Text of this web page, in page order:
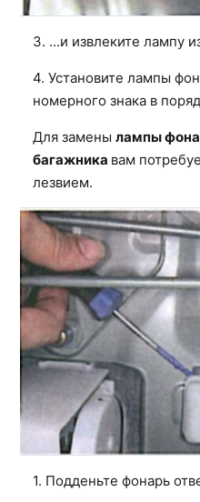
3. ...и извлеките лампу
4. Установите лампы
номерного знака в
Для замены лампы
багажника вам
лезвием.
1. Подденьте фонарь